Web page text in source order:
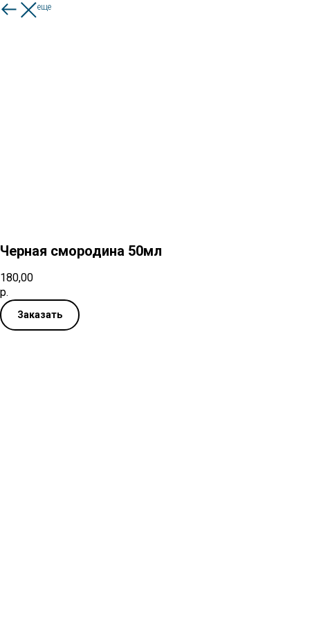
Смотреть еще
Черная смородина 50мл
180,00
р.
Заказать